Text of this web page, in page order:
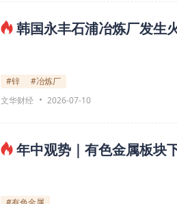
韩国永丰石浦冶炼厂发生
#锌
#冶炼厂
文华财经
2026-07-10
年中观势｜有色金属板块